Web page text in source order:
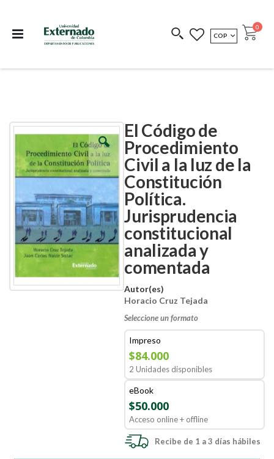
COEDICIONES REDIMIR CÓDIGO
MONEDA
COP Cart
0
El Código de
Procedimiento
Civil a la luz de la
Constitución
Política.
Jurisprudencia
constitucional
analizada y
comentada
Autor(es)
Horacio Cruz Tejada
Seleccione un formato
Impreso
$84.000
2 Unidades disponibles
eBook
$50.000
Acceso online + offline
Recibe de 1 a 3 días hábiles
Skip
to
end
images
gallery
Skip
to
beginning
images
gallery